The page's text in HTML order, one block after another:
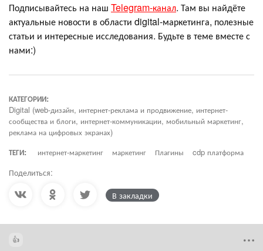
Подписывайтесь на наш Telegram-канал. Там вы найдёте
актуальные новости в области digital-маркетинга, полезные
статьи и интересные исследования. Будьте в теме вместе с
нами:)
КАТЕГОРИИ:
Digital (web-дизайн, интернет-реклама и продвижение, интернет-
сообщества и блоги, интернет-коммуникации, мобильный маркетинг,
реклама на цифровых экранах)
ТЕГИ:
интернет-маркетинг маркетинг Плагины cdp платформа
Поделиться:
В закладки